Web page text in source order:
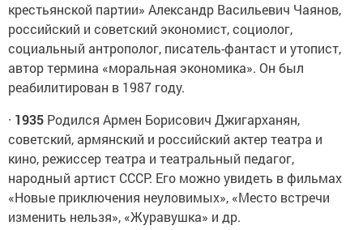
крестьянской партии» Александр Васильевич Чаянов,
российский и советский экономист, социолог,
социальный антрополог, писатель-фантаст и утопист,
автор термина «моральная экономика». Он был
реабилитирован в 1987 году.
· 1935 Родился Армен Борисович Джигарханян,
советский, армянский и российский актер театра и
кино, режиссер театра и театральный педагог,
народный артист СССР. Его можно увидеть в фильмах
«Новые приключения неуловимых», «Место встречи
изменить нельзя», «Журавушка» и др.